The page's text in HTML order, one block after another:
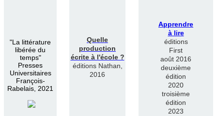
"La littérature
libérée du
temps"
Presses
Universitaires
François-
Rabelais, 2021
Quelle
production
écrite à l'école ?
éditions Nathan,
2016
Apprendre
à lire
éditions
First
août 2016
deuxième
édition
2020
troisième
édition
2023